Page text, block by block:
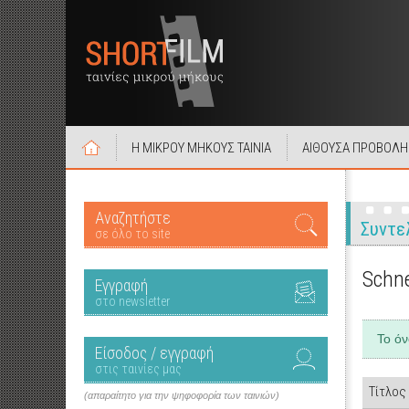
Η ΜΙΚΡΟΥ ΜΗΚΟΥΣ ΤΑΙΝΙΑ ΑΙΘΟΥΣΑ
Αναζητήστε
σε όλο το site
Εγγραφή
στο newsletter
Είσοδος / εγγραφή
στις ταινίες μας
(απαραίτητο για την ψηφοφορία των ταινιών)
Το
Τίτλος